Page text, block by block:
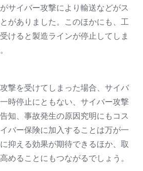
サイバー攻撃により輸送などがス
がありました。このほかにも、工
けると製造ラインが停止してしま
撃を受けてしまった場合、サイバ
時停止にともない、サイバー攻撃
知、事故発生の原因究明にもコス
バー保険に加入することは万が一
抑える効果が期待できるほか、取
めることにもつながるでしょう。